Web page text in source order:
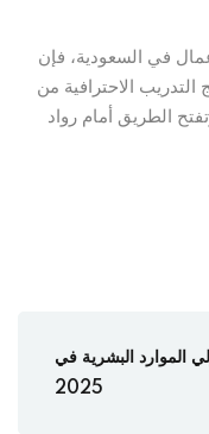
في السعودية، فإن
الطريق أمام رواد
الموارد البشرية في
2025